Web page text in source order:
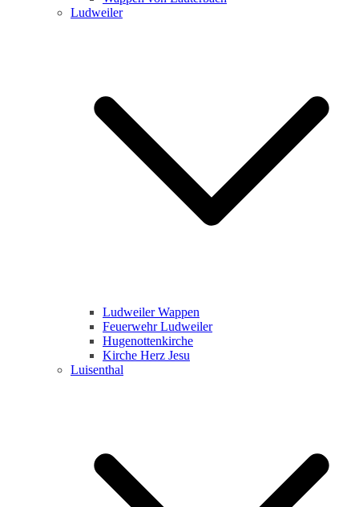
Ludweiler
Ludweiler Wappen
Feuerwehr Ludweiler
Hugenottenkirche
Kirche Herz Jesu
Luisenthal